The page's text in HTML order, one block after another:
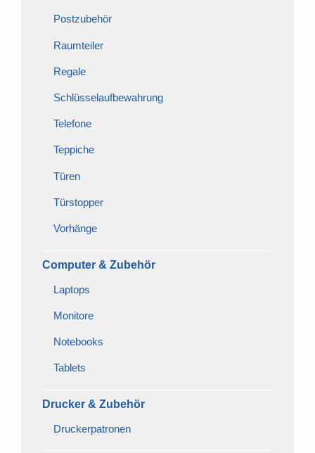
Postzubehör
Raumteiler
Regale
Schlüsselaufbewahrung
Telefone
Teppiche
Türen
Türstopper
Vorhänge
Computer & Zubehör
Laptops
Monitore
Notebooks
Tablets
Drucker & Zubehör
Druckerpatronen